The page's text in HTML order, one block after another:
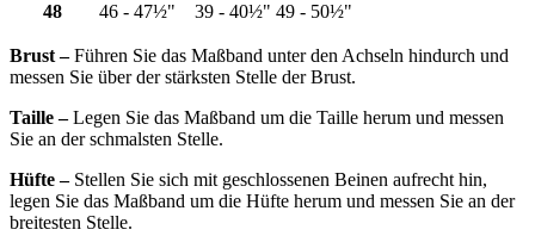
48
46 - 47½" 39 - 40½" 49 - 50½"
Brust ‒Führen Sie das Maßband unter den Achseln hindurch und
messen Sie über der stärksten Stelle der Brust.
Taille ‒Legen Sie das Maßband um die Taille herum und messen
Sie an der schmalsten Stelle.
Hüfte ‒Stellen Sie sich mit geschlossenen Beinen aufrecht hin,
legen Sie das Maßband um die Hüfte herum und messen Sie an der
breitesten Stelle.